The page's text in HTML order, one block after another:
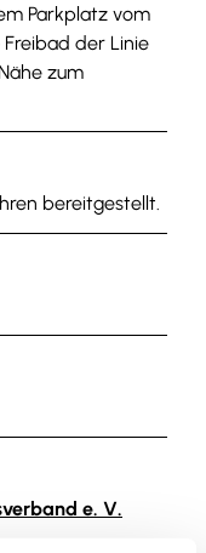
Parkplatz vom
der Linie
zum
bereitgestellt.
e. V.